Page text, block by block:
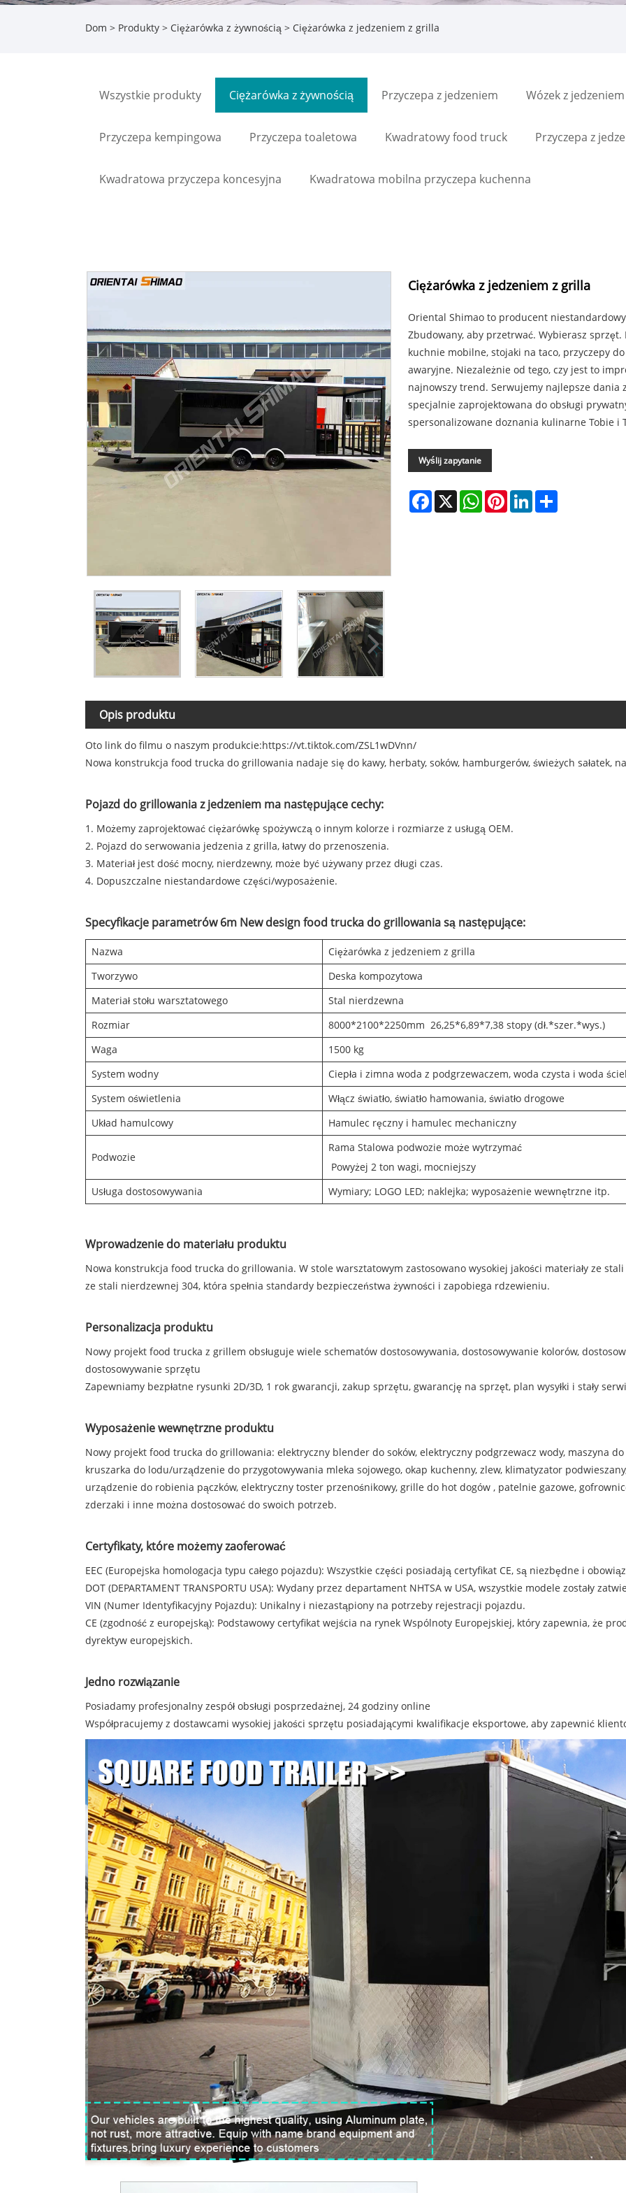
Dom > Produkty > Ciężarówka z żywnością > Ciężarówka z jedzeniem z grilla
Wszystkie produkty Ciężarówka z żywnością Przyczepa z jedzeniem Wózek z jedzeniem
Przyczepa kempingowa Przyczepa toaletowa Kwadratowy food truck Przyczepa z
Kwadratowa przyczepa koncesyjna Kwadratowa mobilna przyczepa kuchenna
Ciężarówka z jedzeniem z grilla
Oriental Shimao to producent
Zbudowany, aby przetrwać. Wybierasz
kuchnie mobilne, stojaki na taco, przyczepy
awaryjne. Niezależnie od tego, czy jest to
najnowszy trend. Serwujemy najlepsze dania
specjalnie zaprojektowana do obsługi
spersonalizowane doznania kulinarne Tobie i
Wyślij zapytanie
Facebook
X WhatsAppPinterestLinkedIn
Opis produktu
Oto link do filmu o naszym produkcie:https://vt.tiktok.com/ZSL1wDVnn/
Nowa konstrukcja food trucka do grillowania nadaje się do kawy, herbaty, soków, hamburgerów, świeżych sałatek,
Pojazd do grillowania z jedzeniem ma następujące cechy:
1. Możemy zaprojektować ciężarówkę spożywczą o innym kolorze i rozmiarze z usługą OEM.
2. Pojazd do serwowania jedzenia z grilla, łatwy do przenoszenia.
3. Materiał jest dość mocny, nierdzewny, może być używany przez długi czas.
4. Dopuszczalne niestandardowe części/wyposażenie.
Specyfikacje parametrów 6m New design food trucka do grillowania są następujące:
Nazwa
Ciężarówka z jedzeniem z grilla
Tworzywo
Deska kompozytowa
Materiał stołu warsztatowego
Stal nierdzewna
Rozmiar
8000*2100*2250mm 26,25*6,89*7,38 stopy (dł.*szer.*wys.)
Waga
1500 kg
System wodny
Ciepła i zimna woda z podgrzewaczem, woda czysta i woda
System oświetlenia
Włącz światło, światło hamowania, światło drogowe
Układ hamulcowy
Hamulec ręczny i hamulec mechaniczny
Podwozie
Rama Stalowa podwozie może wytrzymać
Powyżej 2 ton wagi, mocniejszy
Usługa dostosowywania
Wymiary; LOGO LED; naklejka; wyposażenie wewnętrzne itp.
Wprowadzenie do materiału produktu
Nowa konstrukcja food trucka do grillowania. W stole warsztatowym zastosowano wysokiej jakości materiały ze
ze stali nierdzewnej 304, która spełnia standardy bezpieczeństwa żywności i zapobiega rdzewieniu.
Personalizacja produktu
Nowy projekt food trucka z grillem obsługuje wiele schematów dostosowywania, dostosowywanie kolorów,
dostosowywanie sprzętu
Zapewniamy bezpłatne rysunki 2D/3D, 1 rok gwarancji, zakup sprzętu, gwarancję na sprzęt, plan wysyłki i stały
Wyposażenie wewnętrzne produktu
Nowy projekt food trucka do grillowania: elektryczny blender do soków, elektryczny podgrzewacz wody, maszyna
kruszarka do lodu/urządzenie do przygotowywania mleka sojowego, okap kuchenny, zlew, klimatyzator podwieszany,
urządzenie do robienia pączków, elektryczny toster przenośnikowy, grille do hot dogów , patelnie gazowe,
zderzaki i inne można dostosować do swoich potrzeb.
Certyfikaty, które możemy zaoferować
EEC (Europejska homologacja typu całego pojazdu): Wszystkie części posiadają certyfikat CE, są niezbędne i
DOT (DEPARTAMENT TRANSPORTU USA): Wydany przez departament NHTSA w USA, wszystkie modele zostały
VIN (Numer Identyfikacyjny Pojazdu): Unikalny i niezastąpiony na potrzeby rejestracji pojazdu.
CE (zgodność z europejską): Podstawowy certyfikat wejścia na rynek Wspólnoty Europejskiej, który zapewnia, że
dyrektyw europejskich.
Jedno rozwiązanie
Posiadamy profesjonalny zespół obsługi posprzedażnej, 24 godziny online
Współpracujemy z dostawcami wysokiej jakości sprzętu posiadającymi kwalifikacje eksportowe, aby zapewnić